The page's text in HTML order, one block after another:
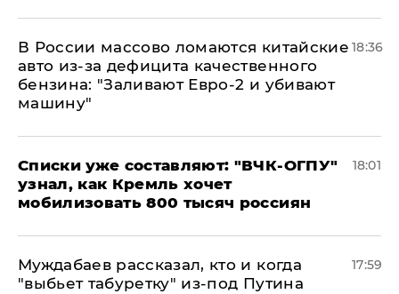
В России массово ломаются китайские
авто из-за дефицита качественного
бензина: "Заливают Евро-2 и убивают
машину"
18:36
Списки уже составляют: "ВЧК-ОГПУ"
узнал, как Кремль хочет
мобилизовать 800 тысяч россиян
18:01
Муждабаев рассказал, кто и когда
"выбьет табуретку" из-под Путина
17:59